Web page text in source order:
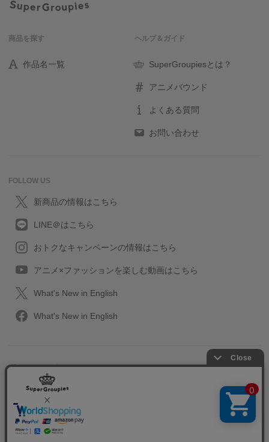
商品を探す
作品名一覧
ヘルプ＆ガイド
SuperGroupiesとは？
アニメバウンド
よくある質問
お問い合わせ
FOLLOW US
新商品の情報はこちら
LINE＠はこちら
おトクなキャンペーンの情報はこちら
アニメ×ファッションを楽しむ動画はこちら
What's New in English
What's New in English
プライバシーポリシー
特定取引に関する法律
会社情報/採用情報